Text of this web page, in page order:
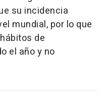
su incidencia
mundial, por lo que
de
el año y no